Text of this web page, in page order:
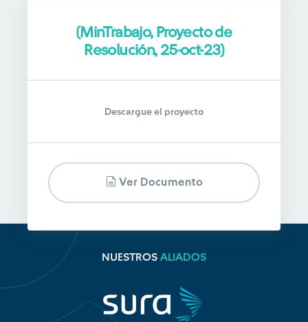
(MinTrabajo, Proyecto de
Resolución, 25-oct-23)
Descargue el proyecto
Ver Documento
NUESTROS ALIADOS